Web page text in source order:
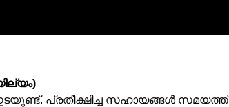
പ്രതീക്ഷിച്ച സഹായങ്ങള്‍ സമയത്ത്